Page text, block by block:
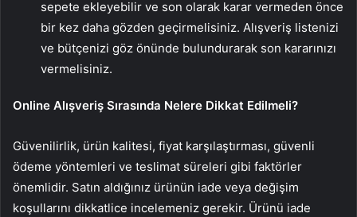
sepete ekleyebilir ve son olarak karar vermeden önce
bir kez daha gözden geçirmelisiniz. Alışveriş listenizi
ve bütçenizi göz önünde bulundurarak son kararınızı
vermelisiniz.
Online Alışveriş Sırasında Nelere Dikkat Edilmeli?
Güvenilirlik, ürün kalitesi, fiyat karşılaştırması, güvenli
ödeme yöntemleri ve teslimat süreleri gibi faktörler
önemlidir. Satın aldığınız ürünün iade veya değişim
koşullarını dikkatlice incelemeniz gerekir. Ürünü iade